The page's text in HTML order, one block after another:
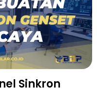
Sinkron